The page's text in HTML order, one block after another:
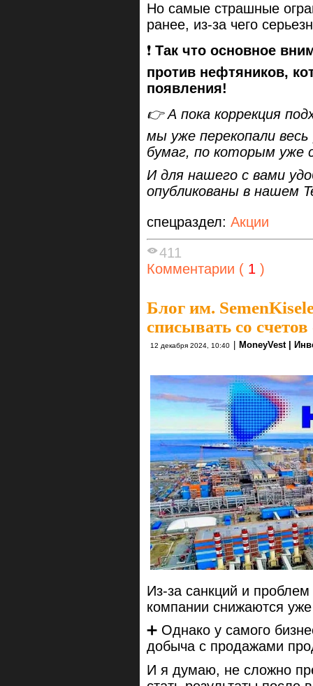
Но самые страшные
ранее, из-за чего
❗️ Так что основное
против нефтяников,
появления!
👉 А пока коррекция
мы уже перекопали
бумаг, по которым уже
И для нашего с вами
опубликованы в нашем
спецраздел: Акции
411
Комментарии ( 1 )
Блог им.
списывать со
12 декабря 2024, 10:40 MoneyVest |
Из-за санкций и
компании снижаются
➕ Однако у самого
добыча с продажами
И я думаю, не сложно